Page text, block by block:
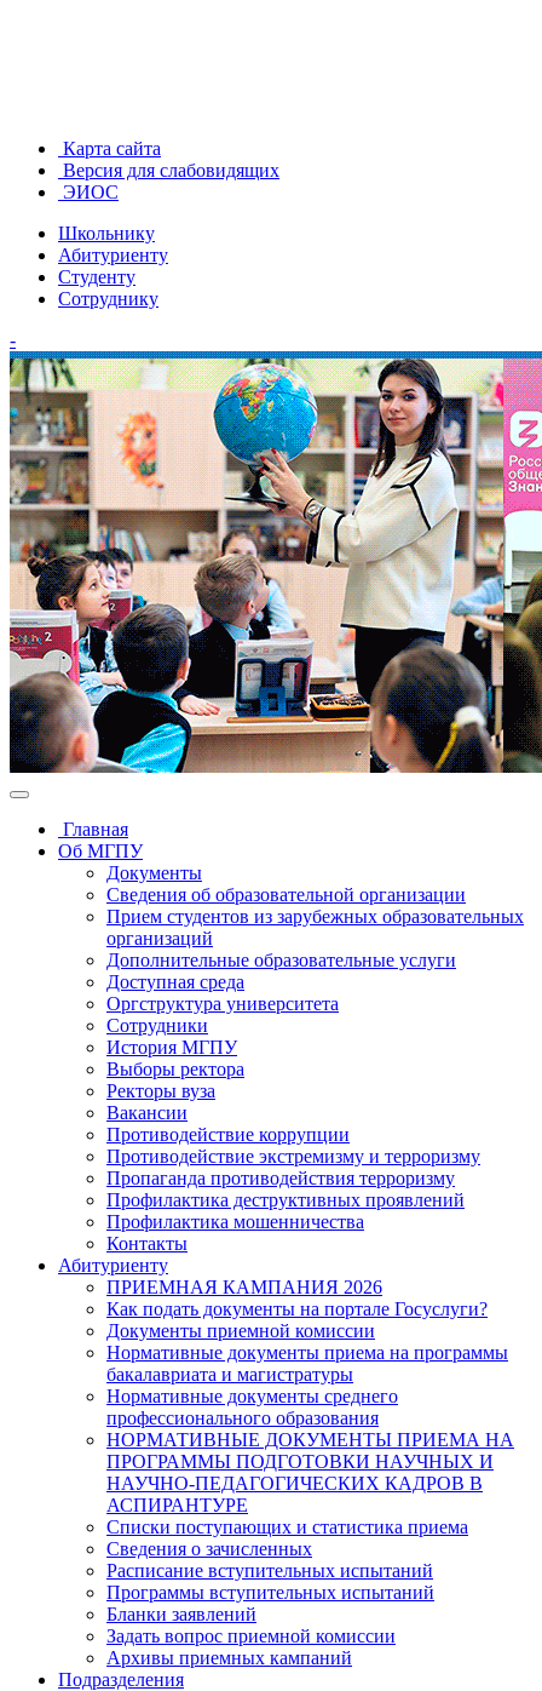
Карта сайта
Версия для слабовидящих
ЭИОС
Школьнику
Абитуриенту
Студенту
Сотруднику
-
Главная
Об МГПУ
Документы
Сведения об образовательной организации
Прием студентов из зарубежных образовательных
организаций
Дополнительные образовательные услуги
Доступная среда
Оргструктура университета
Сотрудники
История МГПУ
Выборы ректора
Ректоры вуза
Вакансии
Противодействие коррупции
Противодействие экстремизму и терроризму
Пропаганда противодействия терроризму
Профилактика деструктивных проявлений
Профилактика мошенничества
Контакты
Абитуриенту
ПРИЕМНАЯ КАМПАНИЯ 2026
Как подать документы на портале Госуслуги?
Документы приемной комиссии
Нормативные документы приема на программы
бакалавриата и магистратуры
Нормативные документы среднего
профессионального образования
НОРМАТИВНЫЕ ДОКУМЕНТЫ ПРИЕМА НА
ПРОГРАММЫ ПОДГОТОВКИ НАУЧНЫХ И
НАУЧНО-ПЕДАГОГИЧЕСКИХ КАДРОВ В
АСПИРАНТУРЕ
Списки поступающих и статистика приема
Сведения о зачисленных
Расписание вступительных испытаний
Программы вступительных испытаний
Бланки заявлений
Задать вопрос приемной комиссии
Архивы приемных кампаний
Подразделения